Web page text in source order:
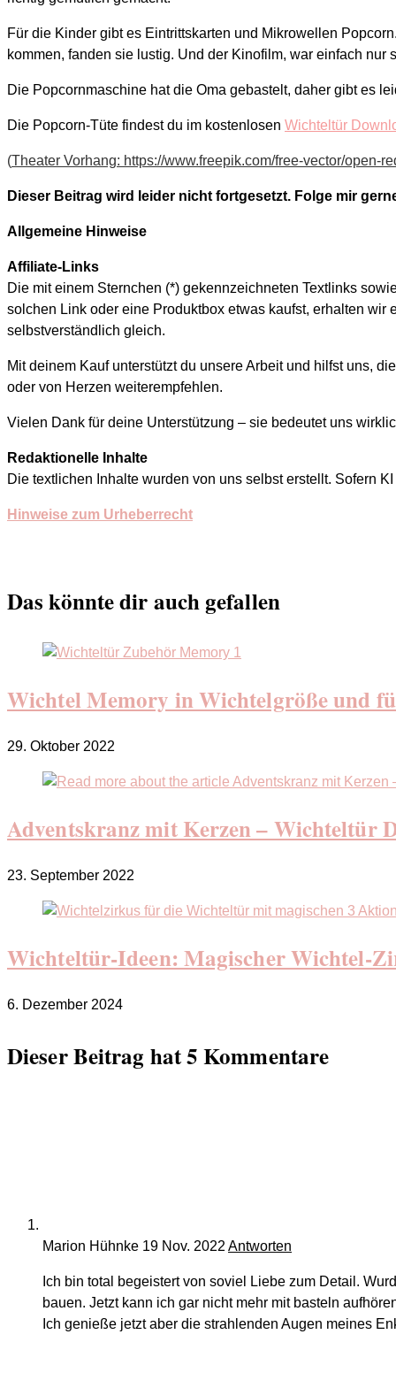
Für die Kinder gibt es Eintrittskarten und Mikrowellen
kommen, fanden sie lustig. Und der Kinofilm, war einfach nur
Die Popcornmaschine hat die Oma gebastelt, daher gibt es
Die Popcorn-Tüte findest du im kostenlosen Wichteltür
(Theater Vorhang: https://www.freepik.com/free-vector/open-
Dieser Beitrag wird leider nicht fortgesetzt. Folge mir
Allgemeine Hinweise
Affiliate-Links
Die mit einem Sternchen (*) gekennzeichneten Textlinks
solchen Link oder eine Produktbox etwas kaufst, erhalten
selbstverständlich gleich.
Mit deinem Kauf unterstützt du unsere Arbeit und hilfst uns,
oder von Herzen weiterempfehlen.
Vielen Dank für deine Unterstützung – sie bedeutet uns
Redaktionelle Inhalte
Die textlichen Inhalte wurden von uns selbst erstellt. Sofern
Hinweise zum Urheberrecht
Das könnte dir auch gefallen
Wichtel Memory in Wichtelgröße und
29. Oktober 2022
Adventskranz mit Kerzen – Wichteltür
23. September 2022
Wichteltür-Ideen: Magischer Wichtel-
6. Dezember 2024
Dieser Beitrag hat 5 Kommentare
Marion Hühnke 19 Nov. 2022 Antworten
Ich bin total begeistert von soviel Liebe zum Detail.
bauen. Jetzt kann ich gar nicht mehr mit basteln
Ich genieße jetzt aber die strahlenden Augen meines